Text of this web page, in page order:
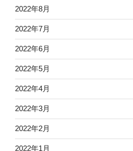
2022年8月
2022年7月
2022年6月
2022年5月
2022年4月
2022年3月
2022年2月
2022年1月